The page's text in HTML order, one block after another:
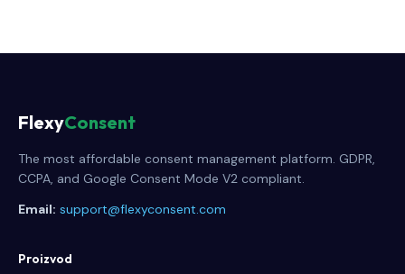
FlexyConsent
The most affordable consent management platform. GDPR,
CCPA, and Google Consent Mode V2 compliant.
Email: support@flexyconsent.com
Proizvod